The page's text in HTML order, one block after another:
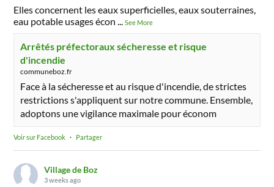
Elles concernent les eaux superficielles, eaux souterraines,
eau potable usages écon ...See More
Arrêtés préfectoraux sécheresse et risque
d'incendie
communeboz.fr
Face à la sécheresse et au risque d'incendie, de strictes
restrictions s'appliquent sur notre commune. Ensemble,
adoptons une vigilance maximale pour économ
Voir sur Facebook · Partager
Village de Boz
3 weeks ago